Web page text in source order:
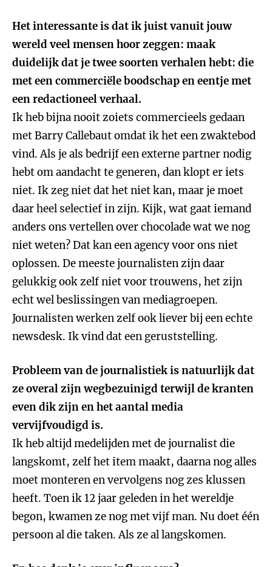
Het interessante is dat ik juist vanuit jouw
wereld veel mensen hoor zeggen: maak
duidelijk dat je twee soorten verhalen hebt: die
met een commerciële boodschap en eentje met
een redactioneel verhaal.
Ik heb bijna nooit zoiets commercieels gedaan
met Barry Callebaut omdat ik het een zwaktebod
vind. Als je als bedrijf een externe partner nodig
hebt om aandacht te generen, dan klopt er iets
niet. Ik zeg niet dat het niet kan, maar je moet
daar heel selectief in zijn. Kijk, wat gaat iemand
anders ons vertellen over chocolade wat we nog
niet weten? Dat kan een agency voor ons niet
oplossen. De meeste journalisten zijn daar
gelukkig ook zelf niet voor trouwens, het zijn
echt wel beslissingen van mediagroepen.
Journalisten werken zelf ook liever bij een echte
newsdesk. Ik vind dat een geruststelling.
Probleem van de journalistiek is natuurlijk dat
ze overal zijn wegbezuinigd terwijl de kranten
even dik zijn en het aantal media
vervijfvoudigd is.
Ik heb altijd medelijden met de journalist die
langskomt, zelf het item maakt, daarna nog alles
moet monteren en vervolgens nog zes klussen
heeft. Toen ik 12 jaar geleden in het wereldje
begon, kwamen ze nog met vijf man. Nu doet één
persoon al die taken. Als ze al langskomen.